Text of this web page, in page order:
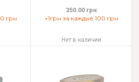
грн
350.00 грн
+1грн за каждые 100 грн
Нет в наличии